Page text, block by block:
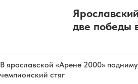
две победы
В ярославской «Арене 2000»
чемпионский стяг